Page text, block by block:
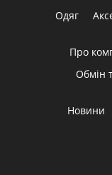
Одяг
Про
Обмін
Новини